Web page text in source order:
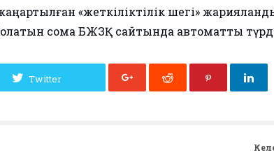
«жеткіліктілік шегі»
сома БЖЗҚ сайтында автоматты түрде
Twitter